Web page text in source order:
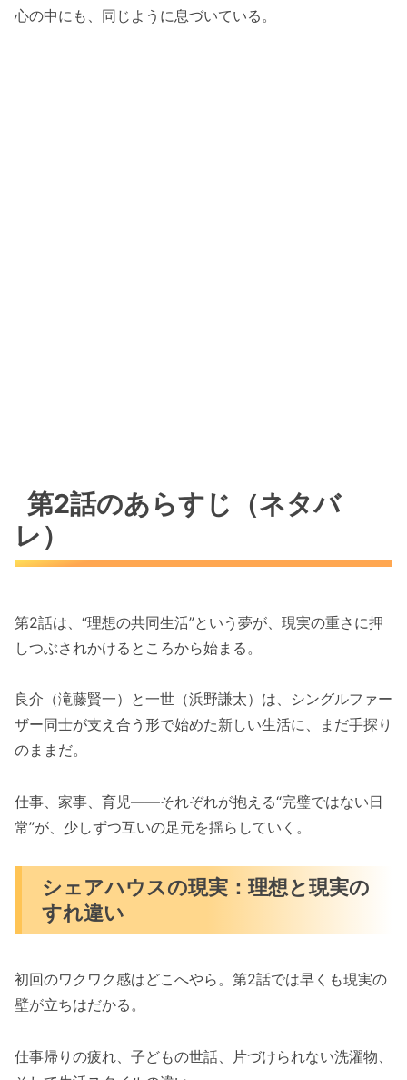
心の中にも、同じように息づいている。
第2話のあらすじ（ネタバ
レ）
第2話は、“理想の共同生活”という夢が、現実の重さに押
しつぶされかけるところから始まる。
良介（滝藤賢一）と一世（浜野謙太）は、シングルファー
ザー同士が支え合う形で始めた新しい生活に、まだ手探り
のままだ。
仕事、家事、育児――それぞれが抱える“完璧ではない日
常”が、少しずつ互いの足元を揺らしていく。
シェアハウスの現実：理想と現実の
すれ違い
初回のワクワク感はどこへやら。第2話では早くも現実の
壁が立ちはだかる。
仕事帰りの疲れ、子どもの世話、片づけられない洗濯物、